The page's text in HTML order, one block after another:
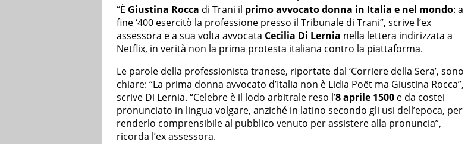
“È Giustina Rocca di Trani il primo avvocato donna in Italia e nel mondo: a
fine ‘400 esercitò la professione presso il Tribunale di Trani”, scrive l’ex
assessora e a sua volta avvocata Cecilia Di Lernia nella lettera indirizzata a
Netflix, in verità non la prima protesta italiana contro la piattaforma.
Le parole della professionista tranese, riportate dal ‘Corriere della Sera’, sono
chiare: “La prima donna avvocato d’Italia non è Lidia Poët ma Giustina Rocca”,
scrive Di Lernia. “Celebre è il lodo arbitrale reso l’8 aprile 1500 e da costei
pronunciato in lingua volgare, anziché in latino secondo gli usi dell’epoca, per
renderlo comprensibile al pubblico venuto per assistere alla pronuncia”,
ricorda l’ex assessora.